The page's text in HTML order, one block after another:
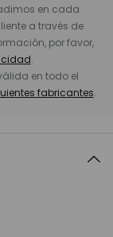
en cada
a través de
por favor,
.
en todo el
fabricantes.